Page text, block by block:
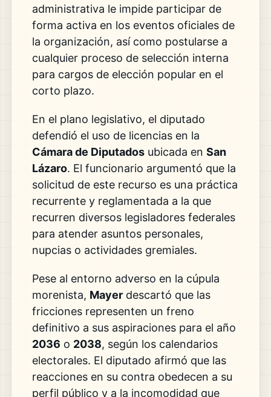
administrativa le impide participar de
forma activa en los eventos oficiales de
la organización, así como postularse a
cualquier proceso de selección interna
para cargos de elección popular en el
corto plazo.
En el plano legislativo, el diputado
defendió el uso de licencias en la
Cámara de Diputadosubicada en San
Lázaro. El funcionario argumentó que la
solicitud de este recurso es una práctica
recurrente y reglamentada a la que
recurren diversos legisladores federales
para atender asuntos personales,
nupcias o actividades gremiales.
Pese al entorno adverso en la cúpula
morenista, Mayerdescartó que las
fricciones representen un freno
definitivo a sus aspiraciones para el año
2036 o 2038, según los calendarios
electorales. El diputado afirmó que las
reacciones en su contra obedecen a su
perfil público y a la incomodidad que